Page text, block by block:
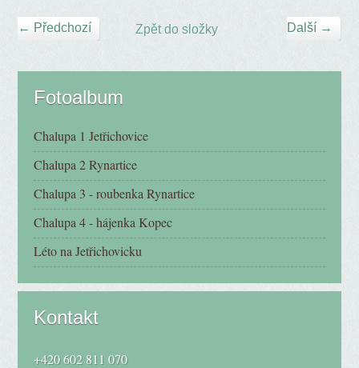
← Předchozí Další →
Zpět do složky
Fotoalbum
Chalupa 1 Jetřichovice
Chalupa 2 Rynartice
Chalupa 3 - roubenka Rynartice
Chalupa 4 - hájenka Kopec
Léto na Jetřichovicku
Kontakt
+420 602 811 070